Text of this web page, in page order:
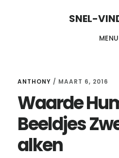
SNEL-
MENU
ANTHONY / MAART 6, 2016
Waarde
Beeldjes
alken